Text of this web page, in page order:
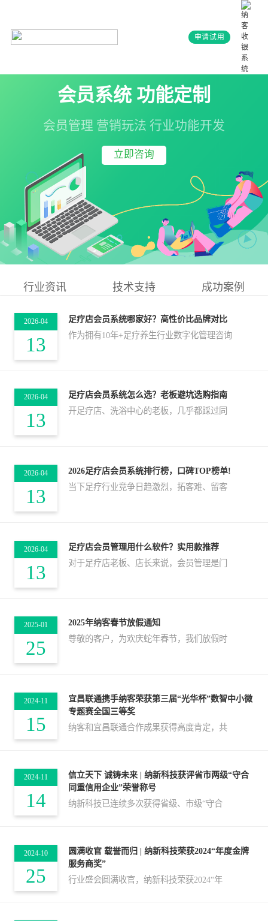
申请试用
会员系统 功能定制
会员管理 营销玩法 行业功能开发
立即咨询
行业资讯 技术支持 成功案例
2026-04
13
足疗店会员系统哪家好？高性价比品牌对比
作为拥有10年+足疗养生行业数字化管理咨询
2026-04
13
足疗店会员系统怎么选？老板避坑选购指南
开足疗店、洗浴中心的老板，几乎都踩过同
2026-04
13
2026足疗店会员系统排行榜，口碑TOP榜单!
当下足疗行业竞争日趋激烈，拓客难、留客
2026-04
13
足疗店会员管理用什么软件？实用款推荐
对于足疗店老板、店长来说，会员管理是门
2025-01
25
2025年纳客春节放假通知
尊敬的客户，为欢庆蛇年春节，我们放假时
2024-11
15
宜昌联通携手纳客荣获第三届“光华杯”数智中小微
专题赛全国三等奖
纳客和宜昌联通合作成果获得高度肯定，共
2024-11
14
信立天下 诚铸未来 | 纳新科技获评省市两级“守合
同重信用企业”荣誉称号
纳新科技已连续多次获得省级、市级“守合
2024-10
25
圆满收官 载誉而归 | 纳新科技荣获2024“年度金牌
服务商奖”
行业盛会圆满收官，纳新科技荣获2024“年